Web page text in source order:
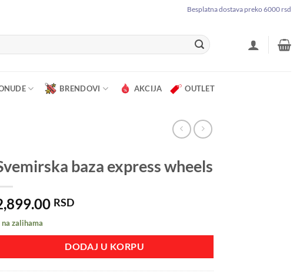
Besplatna dostava preko 6000 rsd
BRENDOVI AKCIJA OUTLET
baza express wheels
RSD
na zalihama
DODAJ U KORPU